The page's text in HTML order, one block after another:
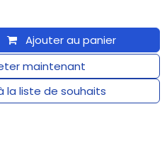
Ajouter au panier
maintenant
la liste de souhaits